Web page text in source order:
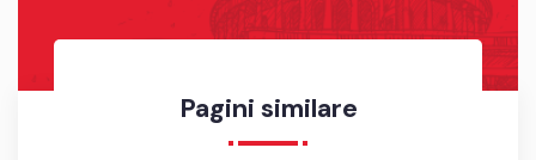
Pagini similare